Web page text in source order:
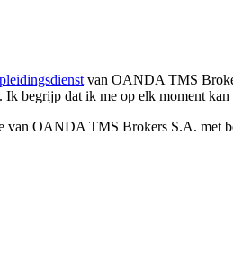
van OANDA TMS
Ik begrijp dat ik me op elk moment
OANDA TMS Brokers S.A. met